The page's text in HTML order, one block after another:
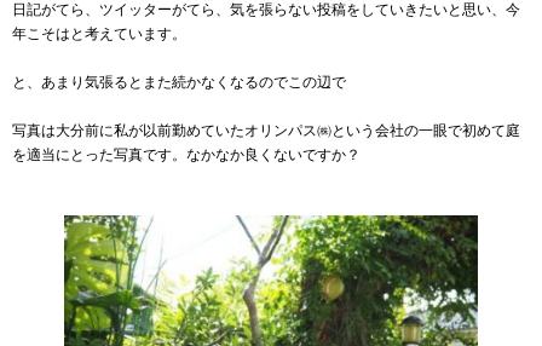
日記がてら、ツイッターがてら、気を張らない投稿をしていきたいと思い、今
年こそはと考えています。
と、あまり気張るとまた続かなくなるのでこの辺で
写真は大分前に私が以前勤めていたオリンパス㈱という会社の一眼で初めて庭
を適当にとった写真です。なかなか良くないですか？